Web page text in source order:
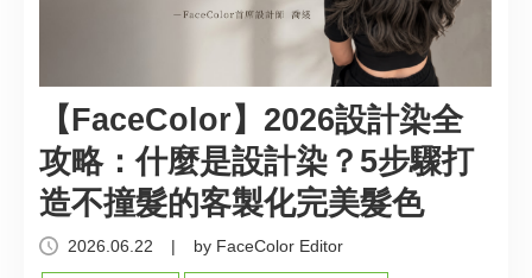
【FaceColor】2026設計染全
攻略：什麼是設計染？5步驟打
造不撞髮的客製化完美髮色
2026.06.22 | by FaceColor Editor